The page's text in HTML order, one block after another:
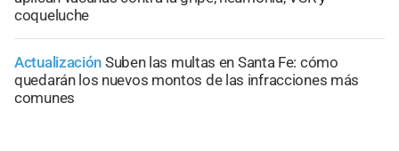
coqueluche
Actualización Suben las multas en Santa Fe: cómo
quedarán los nuevos montos de las infracciones más
comunes